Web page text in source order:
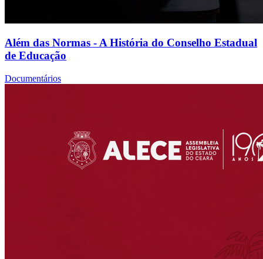
Além das Normas - A História do Conselho Estadual
de Educação
Documentários